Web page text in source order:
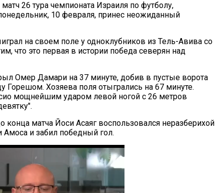
26 тура чемпионата Израиля по футболу,
10 февраля, принес неожиданный
на своем поле у одноклубников из Тель-Авива со
что это первая в истории победа северян над
Омер Дамари на 37 минуте, добив в пустые ворота
Горешом. Хозяева поля отыгрались на 67 минуте.
мощнейшим ударом левой ногой с 26 метров
конца матча Йоси Асаяг воспользовался неразберихой
и забил победный гол.